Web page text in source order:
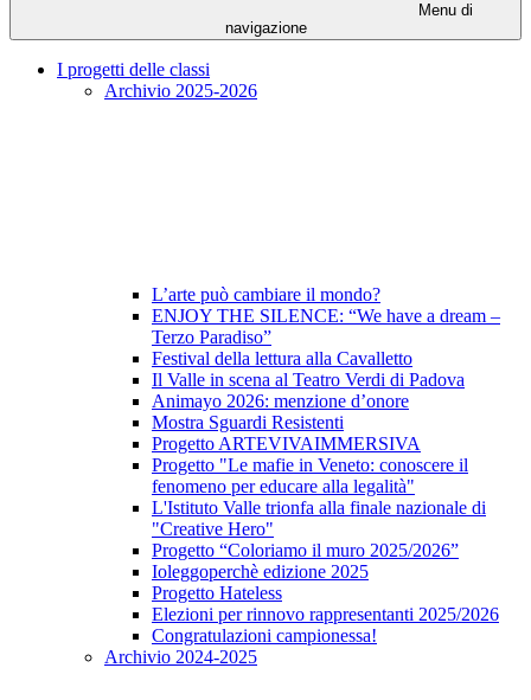
Menu di
navigazione
I progetti delle classi
Archivio 2025-2026
L’arte può cambiare il mondo?
ENJOY THE SILENCE: “We have a dream –
Terzo Paradiso”
Festival della lettura alla Cavalletto
Il Valle in scena al Teatro Verdi di Padova
Animayo 2026: menzione d’onore
Mostra Sguardi Resistenti
Progetto ARTEVIVAIMMERSIVA
Progetto "Le mafie in Veneto: conoscere il
fenomeno per educare alla legalità"
L'Istituto Valle trionfa alla finale nazionale di
"Creative Hero"
Progetto “Coloriamo il muro 2025/2026”
Ioleggoperchè edizione 2025
Progetto Hateless
Elezioni per rinnovo rappresentanti 2025/2026
Congratulazioni campionessa!
Archivio 2024-2025